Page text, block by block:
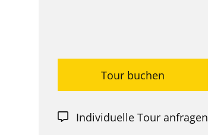
Tour buchen
Individuelle Tour anfragen